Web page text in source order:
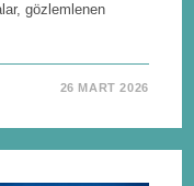
gözlemlenen
26 MART 2026